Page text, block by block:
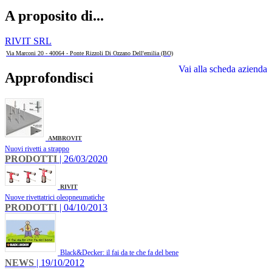
A proposito di...
RIVIT SRL
Via Marconi 20 - 40064 - Ponte Rizzoli Di Ozzano Dell'emilia (BO)
Vai alla scheda azienda
Approfondisci
AMBROVIT
Nuovi rivetti a strappo
PRODOTTI | 26/03/2020
RIVIT
Nuove rivettatrici oleopneumatiche
PRODOTTI | 04/10/2013
Black&Decker: il fai da te che fa del bene
NEWS | 19/10/2012